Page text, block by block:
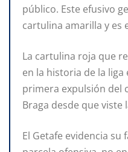
público. Este efusivo
cartulina amarilla y es
La cartulina roja que
en la historia de la liga
primera expulsión del
Braga desde que
El Getafe evidencia su